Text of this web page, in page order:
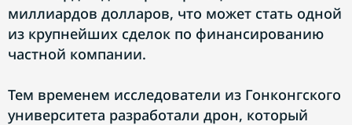
миллиардов долларов, что может стать одной
из крупнейших сделок по финансированию
частной компании.
Тем временем исследователи из Гонконгского
университета разработали дрон, который